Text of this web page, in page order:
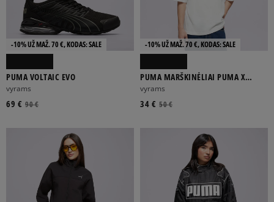
-10% UŽ MAŽ. 70 €, KODAS: SALE
PUMA VOLTAIC EVO
vyrams
90 €
69 €
-10% UŽ MAŽ. 70 €, KODAS: SALE
PUMA MARŠKINĖLIAI PUMA X
RIPNDIP BOXY GRAPHIC TEE
vyrams
50 €
34 €